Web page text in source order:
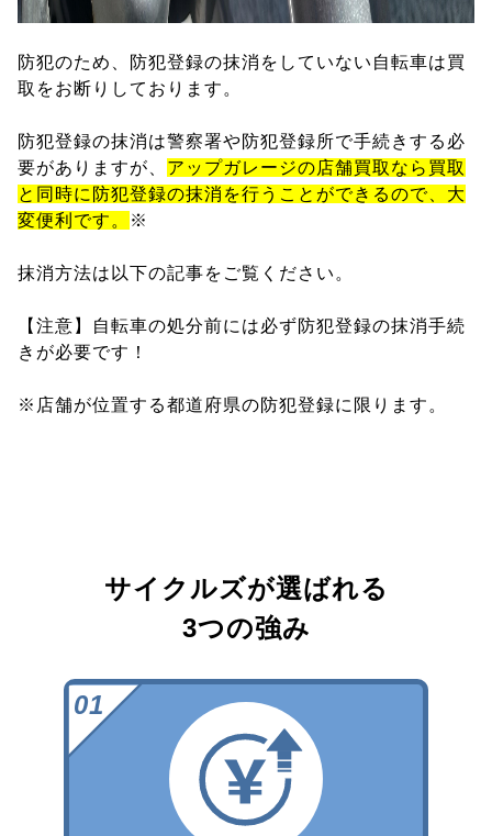
防犯のため、防犯登録の抹消をしていない自転車は買
取をお断りしております。
防犯登録の抹消は警察署や防犯登録所で手続きする必
要がありますが、 アップガレージの店舗買取なら買取
と同時に防犯登録の抹消を行うことができるので、大
変便利です。
※
抹消方法は以下の記事をご覧ください。
【注意】自転車の処分前には必ず防犯登録の抹消手続
きが必要です！
※店舗が位置する都道府県の防犯登録に限ります。
サイクルズが選ばれる
3つの強み